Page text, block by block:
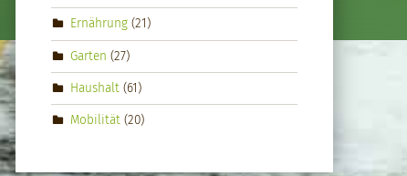
Ernährung(21)
Garten (27)
Haushalt(61)
Mobilität(20)